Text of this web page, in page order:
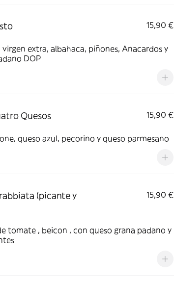
15,90 €
extra, albahaca, piñones, Anacardos y
DOP
Quesos 15,90 €
Nata, mascarpone, queso azul, pecorino y queso parmesano
(picante y
15,90 €
tomate , beicon , con queso grana padano y